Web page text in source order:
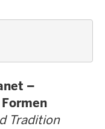
–
Tradition